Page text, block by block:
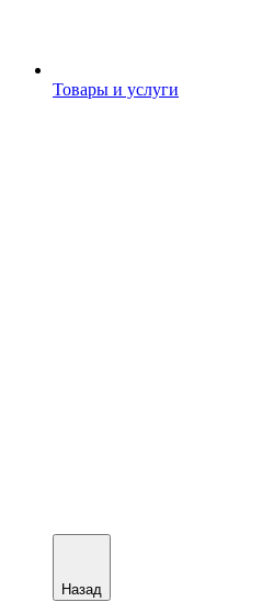
Товары и услуги
Назад